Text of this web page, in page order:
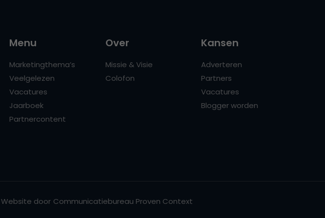
Menu
Marketingthema’s
Veelgelezen
Vacatures
Jaarboek
Partnercontent
Over
Missie & Visie
Colofon
Kansen
Adverteren
Partners
Vacatures
Blogger worden
Website door Communicatiebureau Proven Context